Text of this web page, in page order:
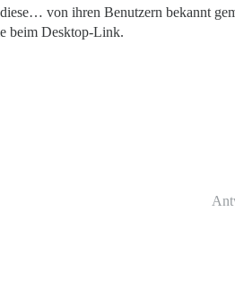
von ihren Benutzern bekannt
beim Desktop-Link.